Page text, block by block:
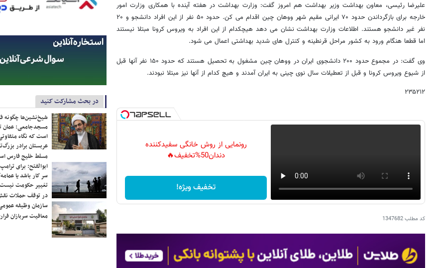
علیرضا رئیسی، معاون بهداشت وزیر بهداشت هم امروز گفت: وزارت بهداشت در هفته آینده با همکاری وزارت امور
خارجه برای بازگرداندن حدود ۷۰ ایرانی مقیم شهر ووهان چین اقدام می کن. حدود ۵۰ نفر از این افراد دانشجو و ۲۰
نفر غیر دانشجو هستند. اطلاعات وزارت بهداشت نشان می دهد هیچکدام از این افراد به ویروس کرونا مبتلا نیستند
اما قطعا هنگام ورود به کشور مراحل قرنطینه و کنترل های شدید بهداشتی اعمال می شود.
وی گفت: در مجموع حدود ۲۰۰ دانشجوی ایران در ووهان چین مشغول به تحصیل هستند که حدود ۱۵۰ نفر آنها قبل
از شیوع ویروس کرونا و قبل از تعطیلات سال نوی چینی به ایران آمدند و هیچ کدام از آنها نیز مبتلا نبودند.
۲۳۵۲۱۲
رونمایی از روش خانگی سفیدکننده
دندان50%تخفیف🔥
تخفیف ویژه!
کد مطلب1347682
در بحث مشارکت کنید
شیخ‌نشین‌ها چگونه
مسجدجامعی: عمان
است که نگاه
عربستان برادر
مسلط خلیج فارس
ابوالفتح: برای
سر کار باشد یا
تغییر حکومت
در توقف حملات
سازمان وظیفه
معافیت سربازان